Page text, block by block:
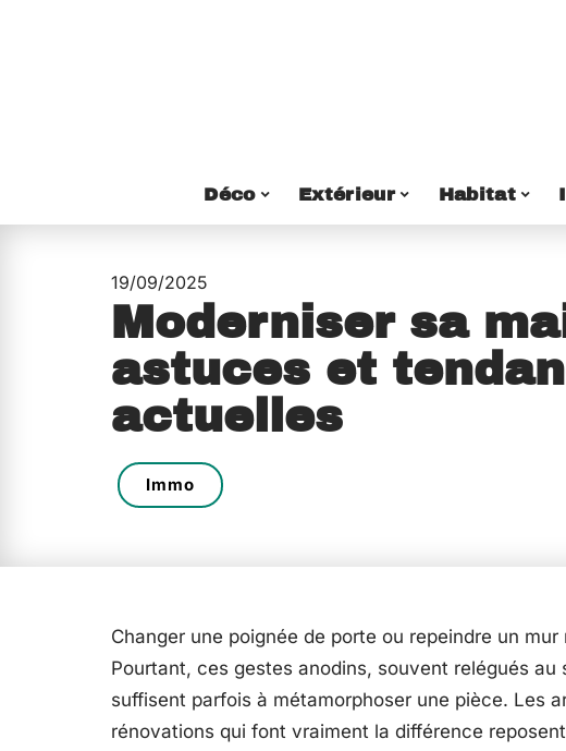
Déco Extérieur Habitat
19/09/2025
Moderniser sa
astuces et
actuelles
Immo
Changer une poignée de porte ou repeindre un
Pourtant, ces gestes anodins, souvent relégués
suffisent parfois à métamorphoser une pièce. Les
rénovations qui font vraiment la différence